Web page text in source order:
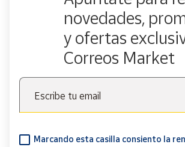
novedades,
y ofertas
Correos Market
Escribe tu email
Marcando esta casilla consiento la